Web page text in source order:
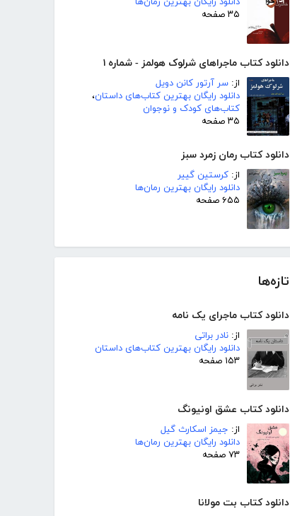
۳۵ صفحه
دانلود کتاب ماجراهای شرلوک هولمز - شماره ۱
از: سر آرتور کانن دویل
دانلود رایگان بهترین کتاب‌های داستان،
کتاب‌های کودک و نوجوان
۳۵ صفحه
دانلود کتاب رمان زمرد سبز
از: کرستین گییر
دانلود رایگان بهترین رمان‌ها
۶۵۵ صفحه
تازه‌ها
دانلود کتاب ماجرای یک نامه
از: نادر براتی
دانلود رایگان بهترین کتاب‌های داستان
۱۵۳ صفحه
دانلود کتاب عشق اونیونگ
از: جیمز اسکارث گیل
دانلود رایگان بهترین رمان‌ها
۷۳ صفحه
دانلود کتاب بت مولانا